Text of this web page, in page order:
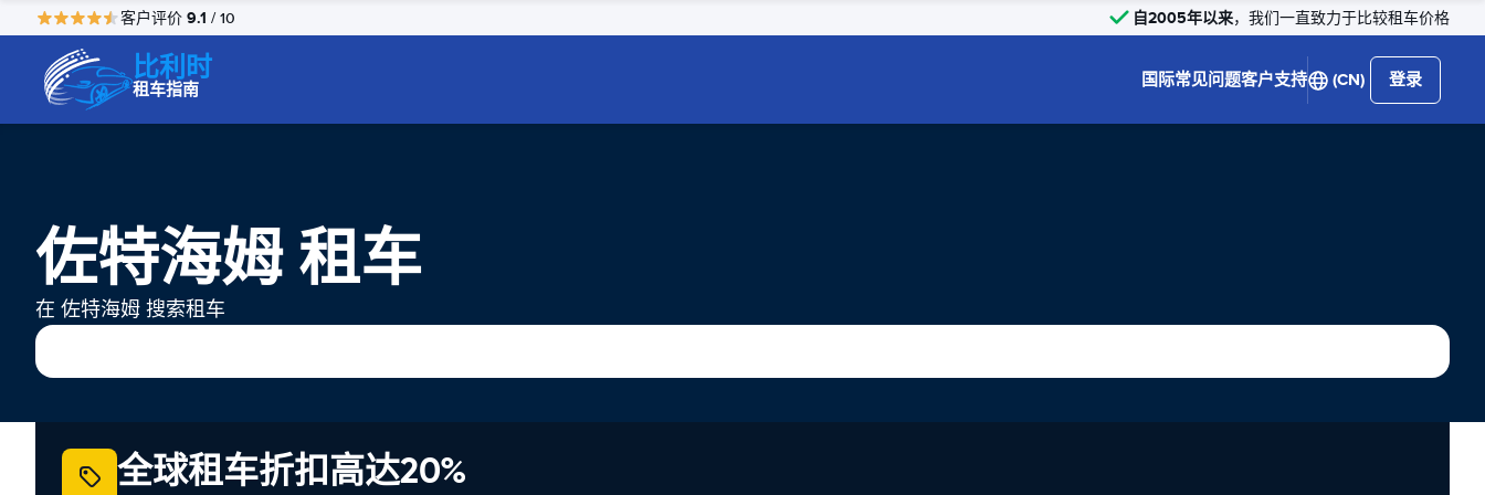
客户评价 9.1 / 10 自2005年以来，我们一直致力于比较租车价格
比利时
租车指南 国际常见问题客户支持 (CN) 登录
佐特海姆 租车
在 佐特海姆 搜索租车
全球租车折扣高达20%